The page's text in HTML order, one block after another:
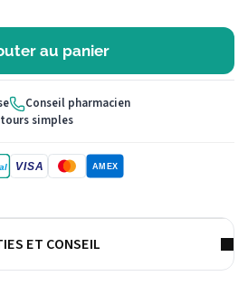
au panier
Conseil pharmacien
simples
VISA AMEX
ET CONSEIL